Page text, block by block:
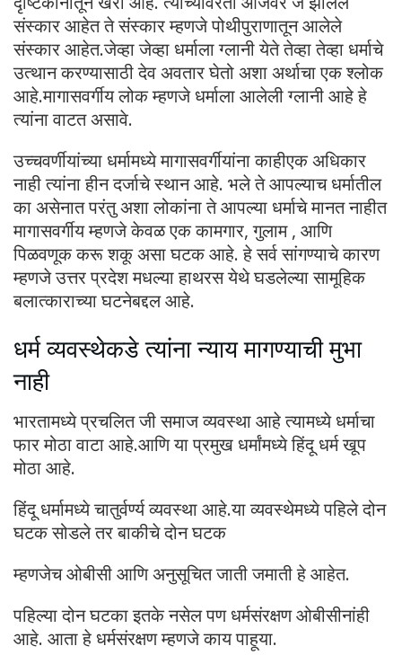
संस्कार आहेत ते संस्कार म्हणजे पोथीपुराणातून आलेले
संस्कार आहेत.जेव्हा जेव्हा धर्माला ग्लानी येते तेव्हा तेव्हा धर्माचे
उत्थान करण्यासाठी देव अवतार घेतो अशा अर्थाचा एक श्लोक
आहे.मागासवर्गीय लोक म्हणजे धर्माला आलेली ग्लानी आहे हे
त्यांना वाटत असावे.
उच्चवर्णीयांच्या धर्मामध्ये मागासवर्गीयांना काहीएक अधिकार
नाही त्यांना हीन दर्जाचे स्थान आहे. भले ते आपल्याच धर्मातील
का असेनात परंतु अशा लोकांना ते आपल्या धर्माचे मानत नाहीत
मागासवर्गीय म्हणजे केवळ एक कामगार, गुलाम , आणि
पिळवणूक करू शकू असा घटक आहे. हे सर्व सांगण्याचे कारण
म्हणजे उत्तर प्रदेश मधल्या हाथरस येथे घडलेल्या सामूहिक
बलात्काराच्या घटनेबद्दल आहे.
धर्म व्यवस्थेकडे त्यांना न्याय मागण्याची मुभा
नाही
भारतामध्ये प्रचलित जी समाज व्यवस्था आहे त्यामध्ये धर्माचा
फार मोठा वाटा आहे.आणि या प्रमुख धर्मांमध्ये हिंदू धर्म खूप
मोठा आहे.
हिंदू धर्मामध्ये चातुर्वर्ण्य व्यवस्था आहे.या व्यवस्थेमध्ये पहिले दोन
घटक सोडले तर बाकीचे दोन घटक
म्हणजेच ओबीसी आणि अनुसूचित जाती जमाती हे आहेत.
पहिल्या दोन घटका इतके नसेल पण धर्मसंरक्षण ओबीसीनांही
आहे. आता हे धर्मसंरक्षण म्हणजे काय पाहूया.